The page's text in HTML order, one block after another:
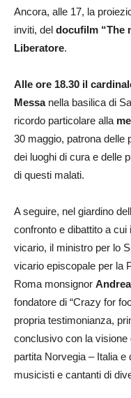
Ancora, alle 17, la
inviti, del docufilm “The
Liberatore.
Alle ore 18.30 il
Messa nella basilica di
ricordo particolare alla
30 maggio, patrona delle
dei luoghi di cura e delle
di questi malati.
A seguire, nel giardino
confronto e dibattito a
vicario, il ministro per lo
vicario episcopale per la
Roma monsignor
fondatore di “Crazy for
propria testimonianza,
conclusivo con la
partita Norvegia – Italia
musicisti e cantanti di